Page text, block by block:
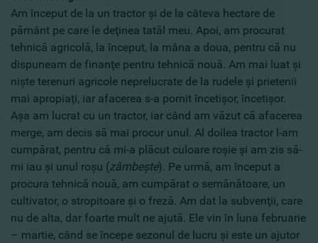
Am început de la un tractor şi de la câteva hectare de
pământ pe care le deţinea tatăl meu. Apoi, am procurat
tehnică agricolă, la început, la mâna a doua, pentru că nu
dispuneam de finanţe pentru tehnică nouă. Am mai luat şi
nişte terenuri agricole neprelucrate de la rudele şi prietenii
mai apropiaţi, iar afacerea s-a pornit încetişor, încetişor.
Aşa am lucrat cu un tractor, iar când am văzut că afacerea
merge, am decis să mai procur unul. Al doilea tractor l-am
cumpărat, pentru că mi-a plăcut culoare roşie şi am zis să-
mi iau şi unul roşu (zâmbeşte). Pe urmă, am început a
procura tehnică nouă, am cumpărat o semănătoare, un
cultivator, o stropitoare şi o freză. Am dat la subvenţii, care
nu de alta, dar foarte mult ne ajută. Ele vin în luna februarie
– martie, când se începe sezonul de lucru şi este un ajutor